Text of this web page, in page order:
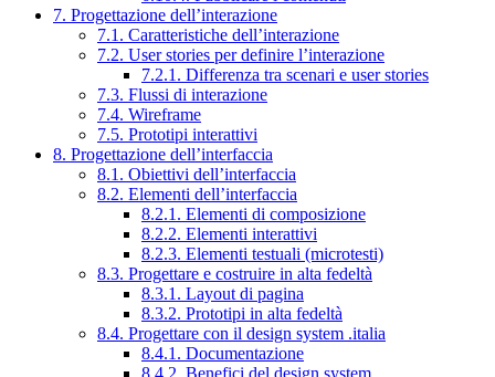
7. Progettazione dell’interazione
7.1. Caratteristiche dell’interazione
7.2. User stories per definire l’interazione
7.2.1. Differenza tra scenari e user stories
7.3. Flussi di interazione
7.4. Wireframe
7.5. Prototipi interattivi
8. Progettazione dell’interfaccia
8.1. Obiettivi dell’interfaccia
8.2. Elementi dell’interfaccia
8.2.1. Elementi di composizione
8.2.2. Elementi interattivi
8.2.3. Elementi testuali (microtesti)
8.3. Progettare e costruire in alta fedeltà
8.3.1. Layout di pagina
8.3.2. Prototipi in alta fedeltà
8.4. Progettare con il design system .italia
8.4.1. Documentazione
8.4.2. Benefici del design system